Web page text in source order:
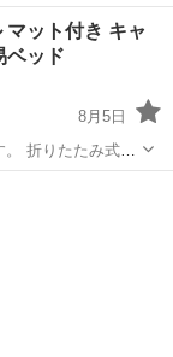
、18cm(1段階脚付
ット付き キャ
ベッド
8月5日
の
い時はコンパクト